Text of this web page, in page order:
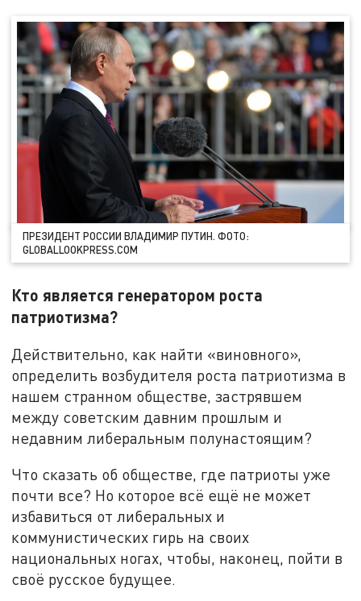
ПРЕЗИДЕНТ РОССИИ ВЛАДИМИР ПУТИН. ФОТО:
GLOBALLOOKPRESS.COM
Кто является генератором роста
патриотизма?
Действительно, как найти «виновного»,
определить возбудителя роста патриотизма в
нашем странном обществе, застрявшем
между советским давним прошлым и
недавним либеральным полунастоящим?
Что сказать об обществе, где патриоты уже
почти все? Но которое всё ещё не может
избавиться от либеральных и
коммунистических гирь на своих
национальных ногах, чтобы, наконец, пойти в
своё русское будущее.